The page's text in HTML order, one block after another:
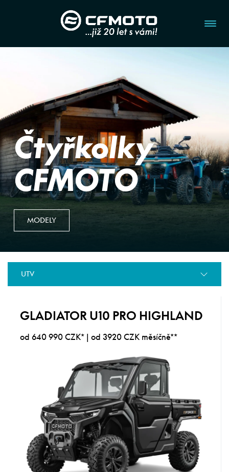
Čtyřkolky
CFMOTO
MODELY
UTV
GLADIATOR U10 PRO HIGHLAND
od 640 990 CZK* | od 3920 CZK měsíčně**